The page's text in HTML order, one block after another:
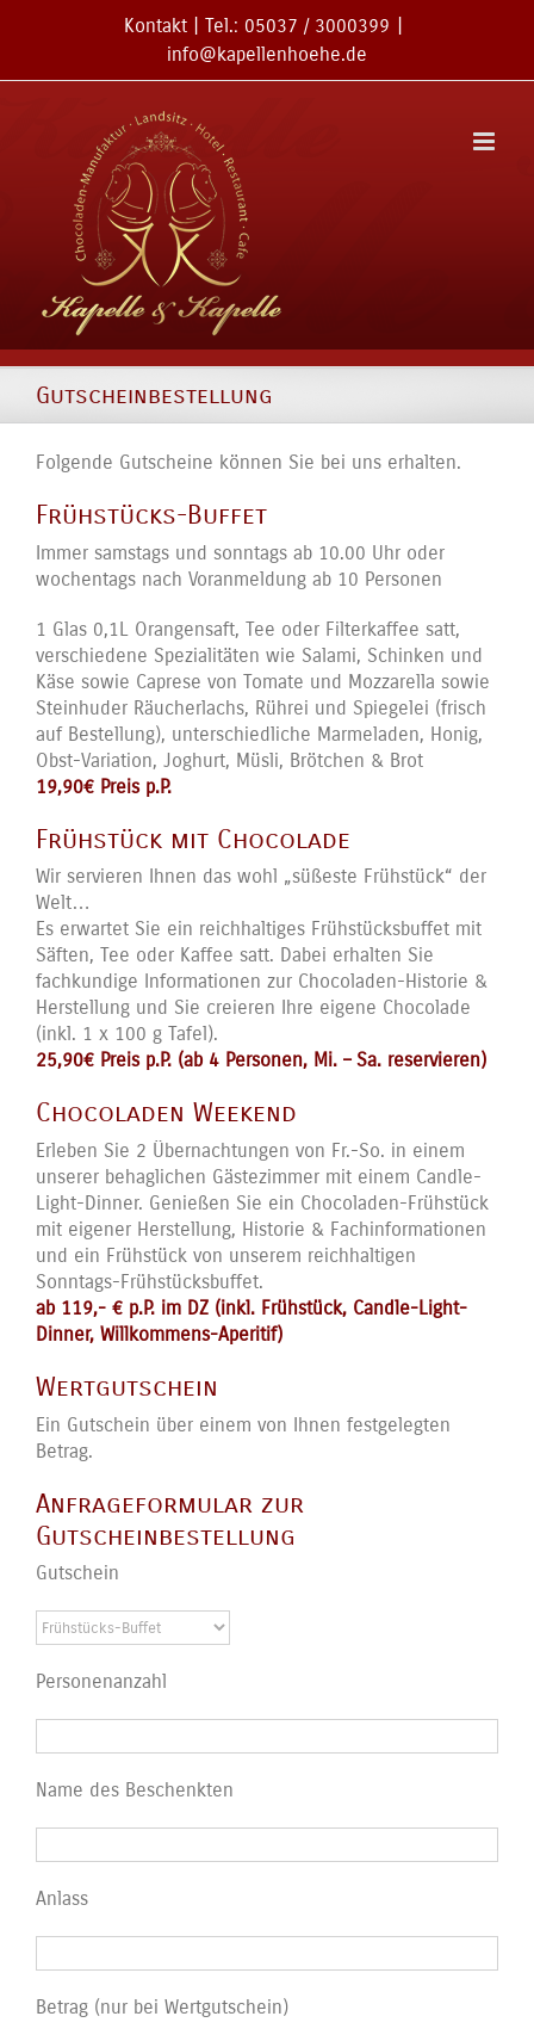
Kontakt | Tel.: 05037 / 3000399
info@kapellenhoehe.de
Gutscheinbestellung
Folgende Gutscheine können Sie bei uns erhalten.
Frühstücks-Buffet
Immer samstags und sonntags ab 10.00 Uhr oder
wochentags nach Voranmeldung ab 10 Personen
1 Glas 0,1L Orangensaft, Tee oder Filterkaffee satt,
verschiedene Spezialitäten wie Salami, Schinken und
Käse sowie Caprese von Tomate und Mozzarella sowie
Steinhuder Räucherlachs, Rührei und Spiegelei (frisch
auf Bestellung), unterschiedliche Marmeladen, Honig,
Obst-Variation, Joghurt, Müsli, Brötchen & Brot
19,90€ Preis p.P.
Frühstück mit Chocolade
Wir servieren Ihnen das wohl „süßeste Frühstück“ der
Welt…
Es erwartet Sie ein reichhaltiges Frühstücksbuffet mit
Säften, Tee oder Kaffee satt. Dabei erhalten Sie
fachkundige Informationen zur Chocoladen-Historie &
Herstellung und Sie creieren Ihre eigene Chocolade
(inkl. 1 x 100 g Tafel).
25,90€ Preis p.P. (ab 4 Personen, Mi. – Sa. reservieren)
Chocoladen Weekend
Erleben Sie 2 Übernachtungen von Fr.-So. in einem
unserer behaglichen Gästezimmer mit einem Candle-
Light-Dinner. Genießen Sie ein Chocoladen-Frühstück
mit eigener Herstellung, Historie & Fachinformationen
und ein Frühstück von unserem reichhaltigen
Sonntags-Frühstücksbuffet.
ab 119,- € p.P. im DZ (inkl. Frühstück, Candle-Light-
Dinner, Willkommens-Aperitif)
Wertgutschein
Ein Gutschein über einem von Ihnen festgelegten
Betrag.
Anfrageformular zur
Gutscheinbestellung
Gutschein
Personenanzahl
Name des Beschenkten
Anlass
Betrag (nur bei Wertgutschein)